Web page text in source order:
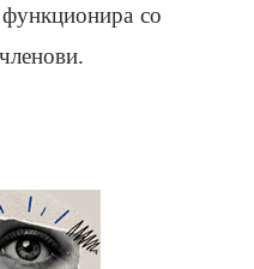
со